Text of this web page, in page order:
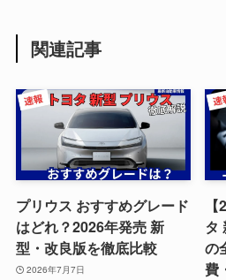
関連記事
プリウス おすすめグレード
はどれ？2026年発売 新
型・改良版を徹底比較
2026年7月7日
タ
の
費